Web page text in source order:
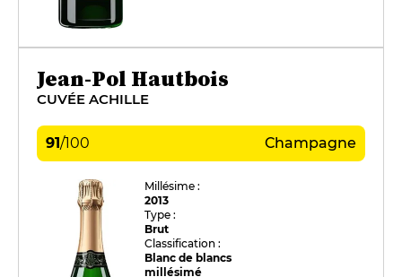
Jean-Pol Hautbois
CUVÉE ACHILLE
91/100 Champagne
Millésime :
2013
Type :
Brut
Classification :
Blanc de blancs
millésimé